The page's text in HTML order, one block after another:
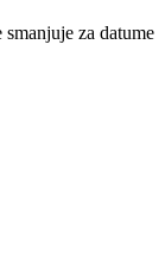
smanjuje za datume